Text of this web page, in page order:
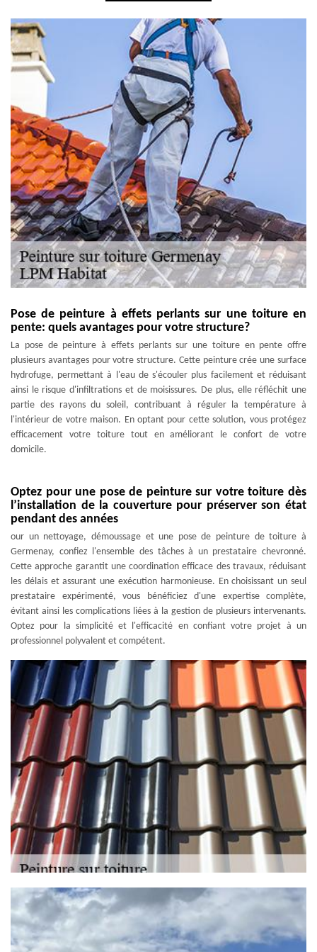
Pose de peinture à effets perlants sur une toiture en
pente: quels avantages pour votre structure?
La pose de peinture à effets perlants sur une toiture en pente offre
plusieurs avantages pour votre structure. Cette peinture crée une surface
hydrofuge, permettant à l'eau de s'écouler plus facilement et réduisant
ainsi le risque d'infiltrations et de moisissures. De plus, elle réfléchit une
partie des rayons du soleil, contribuant à réguler la température à
l'intérieur de votre maison. En optant pour cette solution, vous protégez
efficacement votre toiture tout en améliorant le confort de votre
domicile.
Optez pour une pose de peinture sur votre toiture dès
l’installation de la couverture pour préserver son état
pendant des années
our un nettoyage, démoussage et une pose de peinture de toiture à
Germenay, confiez l'ensemble des tâches à un prestataire chevronné.
Cette approche garantit une coordination efficace des travaux, réduisant
les délais et assurant une exécution harmonieuse. En choisissant un seul
prestataire expérimenté, vous bénéficiez d'une expertise complète,
évitant ainsi les complications liées à la gestion de plusieurs intervenants.
Optez pour la simplicité et l'efficacité en confiant votre projet à un
professionnel polyvalent et compétent.